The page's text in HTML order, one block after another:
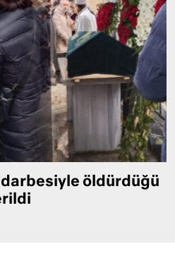
darbesiyle öldürdüğü